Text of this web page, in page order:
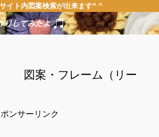
イト内図案検索が出来ます^ ^
図案・フレーム（リー
ンサーリンク